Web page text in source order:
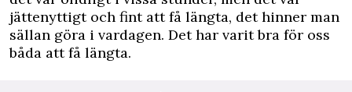
jättenyttigt och fint att få längta, det hinner man
sällan göra i vardagen. Det har varit bra för oss
båda att få längta.